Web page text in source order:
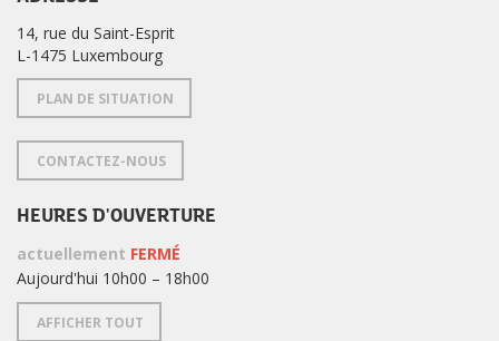
14, rue du Saint-Esprit
L-1475 Luxembourg
PLAN DE SITUATION
CONTACTEZ-NOUS
HEURES D'OUVERTURE
actuellement FERMÉ
Aujourd'hui 10h00 – 18h00
AFFICHER TOUT